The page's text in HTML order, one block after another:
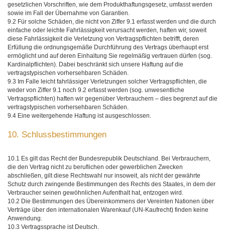
gesetzlichen Vorschriften, wie dem Produkthaftungsgesetz, umfasst werden
sowie im Fall der Übernahme von Garantien.
9.2 Für solche Schäden, die nicht von Ziffer 9.1 erfasst werden und die durch
einfache oder leichte Fahrlässigkeit verursacht werden, haften wir, soweit
diese Fahrlässigkeit die Verletzung von Vertragspflichten betrifft, deren
Erfüllung die ordnungsgemäße Durchführung des Vertrags überhaupt erst
ermöglicht und auf deren Einhaltung Sie regelmäßig vertrauen dürfen (sog.
Kardinalpflichten). Dabei beschränkt sich unsere Haftung auf die
vertragstypischen vorhersehbaren Schäden.
9.3 Im Falle leicht fahrlässiger Verletzungen solcher Vertragspflichten, die
weder von Ziffer 9.1 noch 9.2 erfasst werden (sog. unwesentliche
Vertragspflichten) haften wir gegenüber Verbrauchern – dies begrenzt auf die
vertragstypischen vorhersehbaren Schäden.
9.4 Eine weitergehende Haftung ist ausgeschlossen.
10. Schlussbestimmungen
10.1 Es gilt das Recht der Bundesrepublik Deutschland. Bei Verbrauchern,
die den Vertrag nicht zu beruflichen oder gewerblichen Zwecken
abschließen, gilt diese Rechtswahl nur insoweit, als nicht der gewährte
Schutz durch zwingende Bestimmungen des Rechts des Staates, in dem der
Verbraucher seinen gewöhnlichen Aufenthalt hat, entzogen wird.
10.2 Die Bestimmungen des Übereinkommens der Vereinten Nationen über
Verträge über den internationalen Warenkauf (UN-Kaufrecht) finden keine
Anwendung.
10.3 Vertragssprache ist Deutsch.